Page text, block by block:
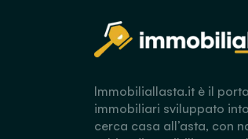
Immobiliallasta.it è il
immobiliari sviluppato
cerca casa all’asta, con